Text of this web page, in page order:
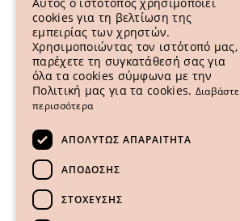
cookies για τη βελτίωση της
εμπειρίας των χρηστών.
Χρησιμοποιώντας τον ιστότοπό μας,
παρέχετε τη συγκατάθεσή σας για
όλα τα cookies σύμφωνα με την
Πολιτική μας για τα cookies. Διαβάστε
περισσότερα
ΑΠΟΛΎΤΩΣ ΑΠΑΡΑΊΤΗΤΑ
ΑΠΌΔΟΣΗΣ
ΣΤΌΧΕΥΣΗΣ